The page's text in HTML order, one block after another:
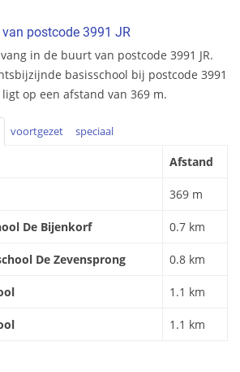
postcode 3991 JR
in de buurt van postcode 3991 JR.
basisschool bij postcode 3991
ligt op een afstand van 369 m.
voortgezet speciaal
Afstand
369 m
De Bijenkorf 0.7 km
De Zevensprong 0.8 km
1.1 km
1.1 km